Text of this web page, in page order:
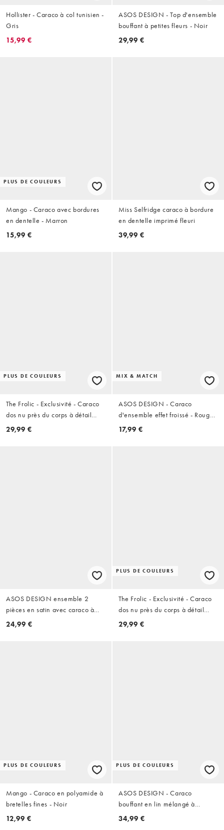
Hollister - Caraco à col tunisien -
Gris
15,99 €
ASOS DESIGN - Top d'ensemble
bouffant à petites fleurs - Noir
29,99 €
PLUS DE COULEURS
Mango - Caraco avec bordures
en dentelle - Marron
15,99 €
Miss Selfridge caraco à bordure
en dentelle imprimé fleuri
39,99 €
PLUS DE COULEURS
The Frolic - Exclusivité - Caraco
dos nu près du corps à détail
noué - Blanc
29,99 €
MIX & MATCH
ASOS DESIGN - Caraco
d'ensemble effet froissé - Rouge
vif
17,99 €
ASOS DESIGN ensemble 2
pièces en satin avec caraco à
écharpe marron
24,99 €
PLUS DE COULEURS
The Frolic - Exclusivité - Caraco
dos nu près du corps à détail
noué - Vert clair
29,99 €
PLUS DE COULEURS
Mango - Caraco en polyamide à
bretelles fines - Noir
12,99 €
PLUS DE COULEURS
ASOS DESIGN - Caraco
bouffant en lin mélangé à
rayures - Rouge
34,99 €